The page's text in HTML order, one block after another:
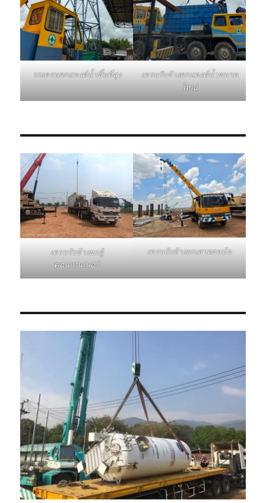
รถเครนยกแทงค์น้ำขึ้นที่สูง
เครนรับจ้างยกแทงค์น้ำขนาด
ใหญ่
เครนรับจ้างยกตู้
คอนเทนเนอร์
เครนรับจ้างยกเสาตอหม้อ